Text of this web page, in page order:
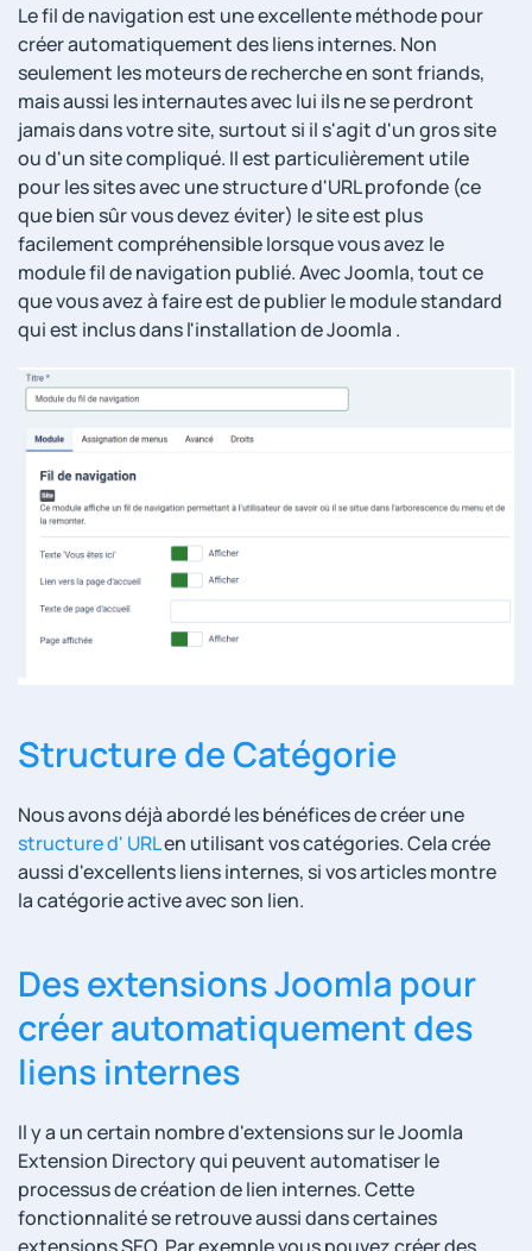
Le fil de navigation est une excellente méthode pour
créer automatiquement des liens internes. Non
seulement les moteurs de recherche en sont friands,
mais aussi les internautes avec lui ils ne se perdront
jamais dans votre site, surtout si il s'agit d'un gros site
ou d'un site compliqué. Il est particulièrement utile
pour les sites avec une structure d'URL profonde (ce
que bien sûr vous devez éviter) le site est plus
facilement compréhensible lorsque vous avez le
module fil de navigation publié. Avec Joomla, tout ce
que vous avez à faire est de publier le module standard
qui est inclus dans l'installation de Joomla .
Structure de Catégorie
Nous avons déjà abordé les bénéfices de créer une
structure d' URLen utilisant vos catégories. Cela crée
aussi d'excellents liens internes, si vos articles montre
la catégorie active avec son lien.
Des extensions Joomla pour
créer automatiquement des
liens internes
Il y a un certain nombre d'extensions sur le Joomla
Extension Directory qui peuvent automatiser le
processus de création de lien internes. Cette
fonctionnalité se retrouve aussi dans certaines